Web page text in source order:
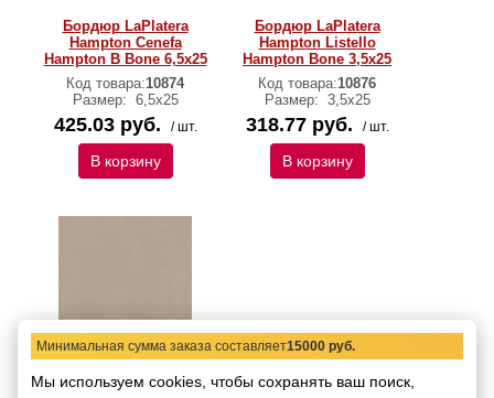
Бордюр LaPlatera
Hampton Cenefa
Hampton B Bone 6,5x25
Код товара:10874
Размер: 6,5x25
425.03 руб. / шт.
В корзину
Бордюр LaPlatera
Hampton Listello
Hampton Bone 3,5x25
Код товара:10876
Размер: 3,5x25
318.77 руб. / шт.
В корзину
LaPlatera Hampton Gres
Минимальная сумма заказа составляет15000 руб.
Мы используем cookies, чтобы сохранять ваш поиск,